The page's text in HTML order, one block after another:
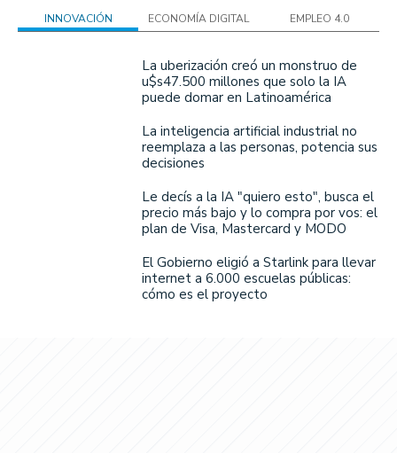
INNOVACIÓN ECONOMÍA DIGITAL EMPLEO 4.0
La uberización creó un monstruo de
u$s47.500 millones que solo la IA
puede domar en Latinoamérica
La inteligencia artificial industrial no
reemplaza a las personas, potencia sus
decisiones
Le decís a la IA "quiero esto", busca el
precio más bajo y lo compra por vos: el
plan de Visa, Mastercard y MODO
El Gobierno eligió a Starlink para llevar
internet a 6.000 escuelas públicas:
cómo es el proyecto